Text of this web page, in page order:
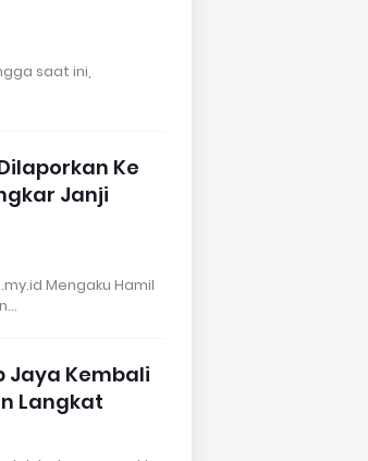
saat ini,
Ke
Janji
Mengaku Hamil
Jaya Kembali
Langkat